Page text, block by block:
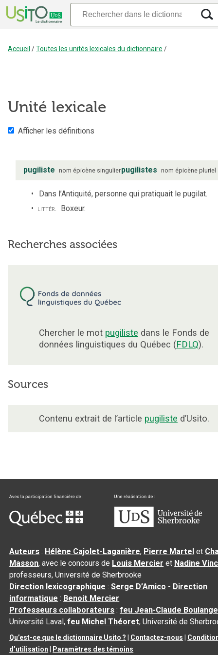
Accueil /Toutes les unités lexicales du dictionnaire /
Unité lexicale
Afficher les définitions
pugiliste nom épicène singulierpugilistes nom épicène pluriel
Dans l’Antiquité, personne qui pratiquait le pugilat.
littér. Boxeur.
Recherches associées
Chercher le mot pugiliste dans le Fonds de
données linguistiques du Québec (FDLQ).
Sources
Contenu extrait de l’article pugiliste d’Usito.
Auteurs : Hélène Cajolet-Laganière, Pierre Martel et
Masson, avec le concours de Louis Mercier et Nadine
professeurs, Université de Sherbrooke
Direction lexicographique :Serge D’Amico - Direction
informatique : Benoit Mercier
Professeurs collaborateurs :feu Jean-Claude
Université Laval,feu Michel Théoret, Université de
Qu’est-ce que le dictionnaire Usito ? Contactez-nous
d’utilisation
Paramètres des témoins